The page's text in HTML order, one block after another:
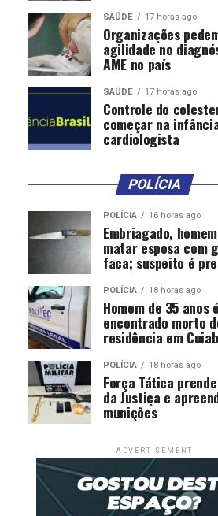
SAÚDE 17 horas ago
Organizações
agilidade no
AME no país
SAÚDE 17 horas ago
Controle do
começar na
cardiologista
POLÍCIA
POLÍCIA 16 horas ago
Embriagado,
matar esposa com
faca; suspeito é
POLÍCIA 18 horas ago
Homem de 35 anos é
encontrado morto
residência em
POLÍCIA 18 horas ago
Força Tática
da Justiça e
munições
ADVERTISEMENT